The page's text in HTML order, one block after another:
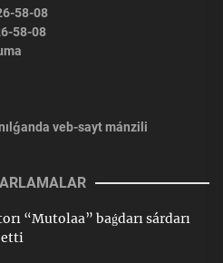
58-08
58-08
veb-sayt mánzili
“Mutolaa” baǵdarı sárdarı
etti